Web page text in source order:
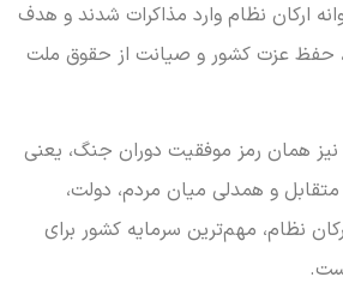
ارکان نظام وارد مذاکرات شدند و هدف
حفظ عزت کشور و صیانت از حقوق ملت
نیز همان رمز موفقیت دوران جنگ، یعنی
و همدلی میان مردم، دولت،
نظام، مهم‌ترین سرمایه کشور برای